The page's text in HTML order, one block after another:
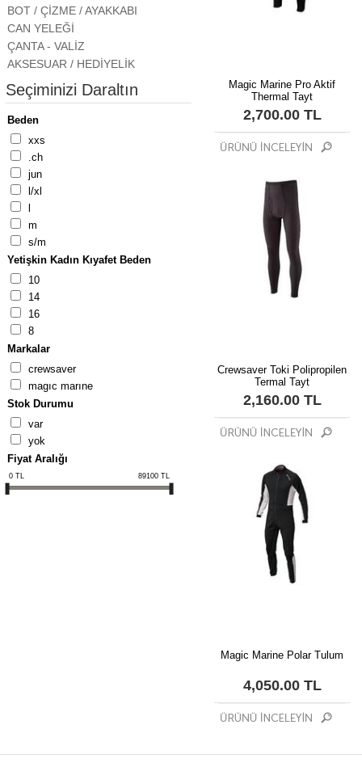
BOT / ÇİZME / AYAKKABI
CAN YELEĞİ
ÇANTA - VALİZ
AKSESUAR / HEDİYELİK
Seçiminizi Daraltın
Beden
xxs
.ch
jun
l/xl
m
s/m
Yetişkin Kadın Kıyafet Beden
10
14
16
8
Markalar
crewsaver
magic marine
Stok Durumu
var
yok
Fiyat Aralığı
0 TL 89100 TL
Magic Marine Pro Aktif
Thermal Tayt
2,700.00 TL
Crewsaver Toki Polipropilen
Termal Tayt
2,160.00 TL
Magic Marine Polar Tulum
4,050.00 TL